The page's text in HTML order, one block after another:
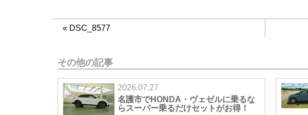
« DSC_8577
その他の記事
2026.07.27
名護市でHONDA・ヴェゼルに乗るな
らスーパー乗るだけセットがお得！